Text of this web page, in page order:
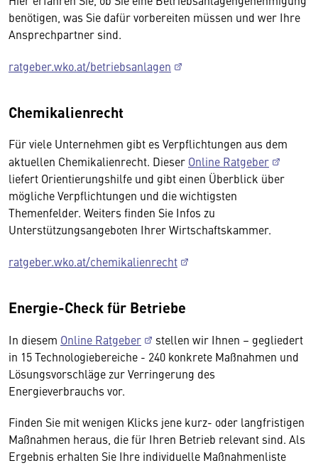
benötigen, was Sie dafür vorbereiten müssen und wer Ihre
Ansprechpartner sind.
ratgeber.wko.at/betriebsanlagen
Chemikalienrecht
Für viele Unternehmen gibt es Verpflichtungen aus dem
aktuellen Chemikalienrecht. Dieser Online Ratgeber
liefert Orientierungshilfe und gibt einen Überblick über
mögliche Verpflichtungen und die wichtigsten
Themenfelder. Weiters finden Sie Infos zu
Unterstützungsangeboten Ihrer Wirtschaftskammer.
ratgeber.wko.at/chemikalienrecht
Energie-Check für Betriebe
In diesem Online Ratgeber
stellen wir Ihnen – gegliedert
in 15 Technologiebereiche - 240 konkrete Maßnahmen und
Lösungsvorschläge zur Verringerung des
Energieverbrauchs vor.
Finden Sie mit wenigen Klicks jene kurz- oder langfristigen
Maßnahmen heraus, die für Ihren Betrieb relevant sind. Als
Ergebnis erhalten Sie Ihre individuelle Maßnahmenliste